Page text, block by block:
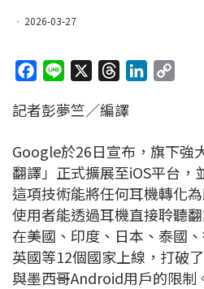
2026-03-27
c
b
o
o
k
n
r
a
d
s
e
d
I
n
L
i
n
k
記者彭夢竺／編譯
Google於26日宣布，旗下強
翻譯」正式擴展至iOS平台，
這項技術能將任何耳機轉化
使用者能透過耳機直接聆聽
在美國、印度、日本、泰國
英國等12個國家上線，打破
與墨西哥Android用戶的限制